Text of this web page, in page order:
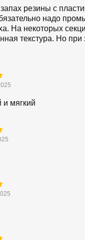
резины с
надо
На некоторых
текстура. Но
и мягкий